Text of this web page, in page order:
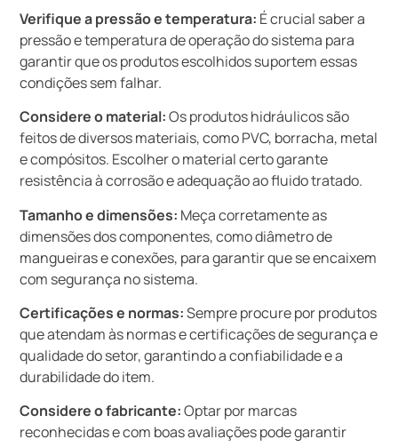
Verifique a pressão e temperatura: É crucial saber a
pressão e temperatura de operação do sistema para
garantir que os produtos escolhidos suportem essas
condições sem falhar.
Considere o material:Os produtos hidráulicos são
feitos de diversos materiais, como PVC, borracha, metal
e compósitos. Escolher o material certo garante
resistência à corrosão e adequação ao fluido tratado.
Tamanho e dimensões: Meça corretamente as
dimensões dos componentes, como diâmetro de
mangueiras e conexões, para garantir que se encaixem
com segurança no sistema.
Certificações e normas:Sempre procure por produtos
que atendam às normas e certificações de segurança e
qualidade do setor, garantindo a confiabilidade e a
durabilidade do item.
Considere o fabricante:Optar por marcas
reconhecidas e com boas avaliações pode garantir